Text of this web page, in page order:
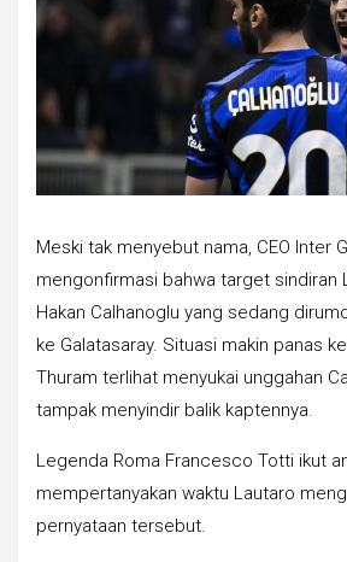
Meski tak menyebut nama, CEO Inter
mengonfirmasi bahwa target sindiran
Hakan Calhanoglu yang sedang
ke Galatasaray. Situasi makin panas
Thuram terlihat menyukai unggahan
tampak menyindir balik kaptennya.
Legenda Roma Francesco Totti ikut
mempertanyakan waktu Lautaro
pernyataan tersebut.